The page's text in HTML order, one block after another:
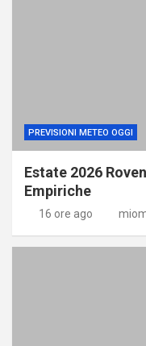
PREVISIONI METEO OGGI
Estate 2026
Empiriche
16 ore ago